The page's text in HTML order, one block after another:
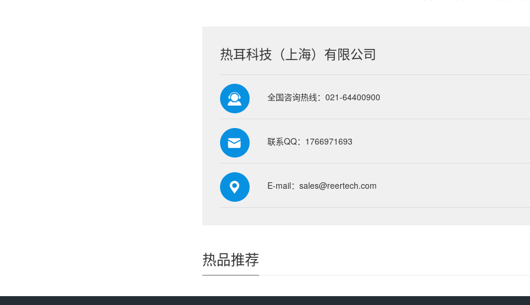
热耳科技（上海）有限公司
全国咨询热线：021-64400900
联系QQ：1766971693
E-mail：sales@reertech.com
热品推荐